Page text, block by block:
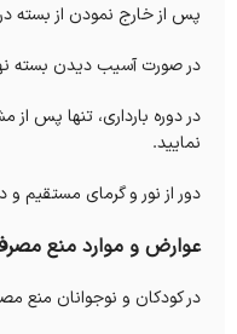
پس از خارج نمودن از بسته
در صورت آسیب دیدن بسته
در دوره بارداری، تنها پس
نمایید.
دور از نور و گرمای مستقيم
عوارض و موارد منع
در کودکان و نوجوانان منع